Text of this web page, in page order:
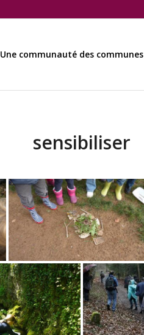
Une communauté des communes
sensibiliser